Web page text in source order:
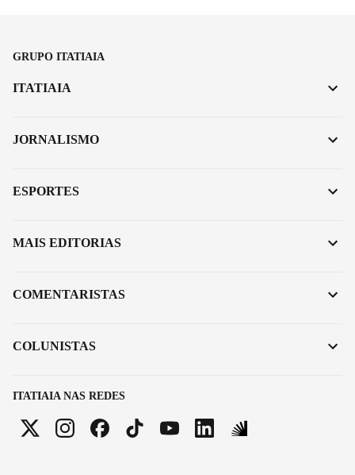
GRUPO ITATIAIA
ITATIAIA NAS REDES
ITATIAIA
JORNALISMO
ESPORTES
MAIS EDITORIAS
COMENTARISTAS
COLUNISTAS